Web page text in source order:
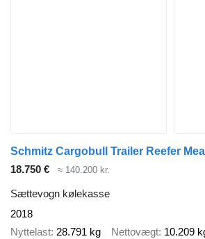
18.750 € ≈ 140.200 kr.
Sættevogn kølekasse
2018
Nyttelast 28.791 kg Nettovægt 10.209